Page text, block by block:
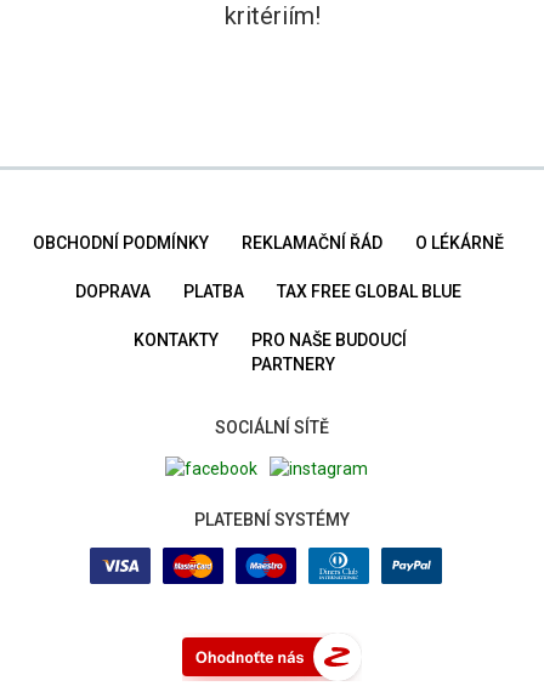
kritériím!
OBCHODNÍ PODMÍNKY REKLAMAČNÍ ŘÁD O LÉKÁRNĚ
DOPRAVA PLATBA TAX FREE GLOBAL BLUE
KONTAKTY
PRO NAŠE BUDOUCÍ
PARTNERY
SOCIÁLNÍ SÍTĚ
PLATEBNÍ SYSTÉMY